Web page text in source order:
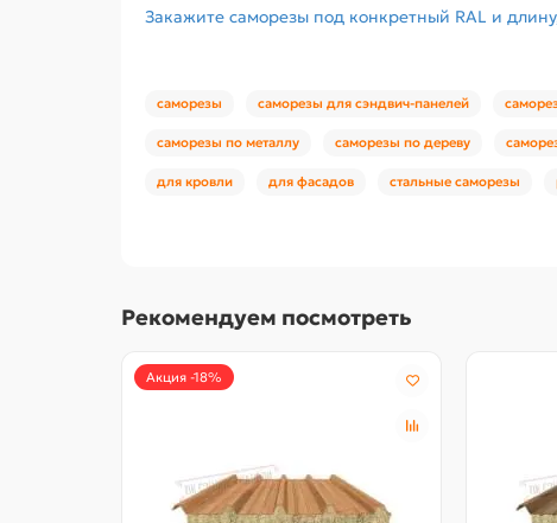
Закажите саморезы под конкретный RAL и
саморезы саморезы для сэндвич-панелей
саморезы по металлу саморезы по дереву
для кровли для фасадов стальные саморезы
Рекомендуем посмотреть
Акция -18%